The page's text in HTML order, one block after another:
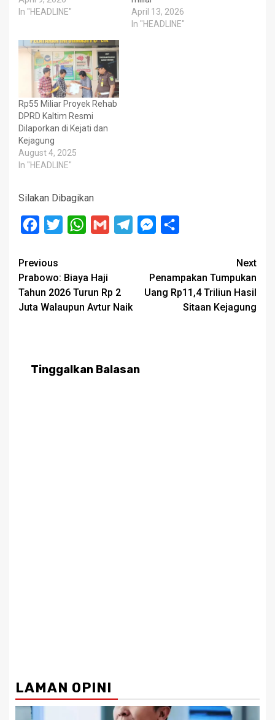
In "HEADLINE"
April 13, 2026
In "HEADLINE"
Rp55 Miliar Proyek Rehab
DPRD Kaltim Resmi
Dilaporkan di Kejati dan
Kejagung
August 4, 2025
In "HEADLINE"
Silakan Dibagikan
Facebook
Twitter WhatsApp
Gmail TelegramMessenger
Post
navigation
Previous
Prabowo: Biaya Haji
Tahun 2026 Turun Rp 2
Juta Walaupun Avtur Naik
Next
Penampakan Tumpukan
Uang Rp11,4 Triliun Hasil
Sitaan Kejagung
Tinggalkan Balasan
LAMAN OPINI